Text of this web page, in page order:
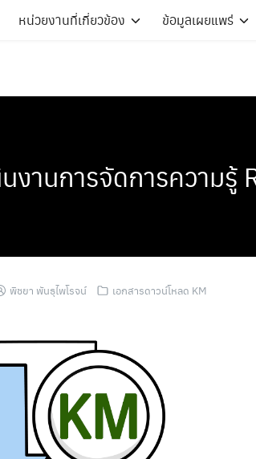
หน่วยงานที่เกี่ยวข้อง ข้อมูลเผยแพร่
านการจัดการความรู้
พิชยา พันธุไพโรจน์ เอกสารดาวน์โหลด KM